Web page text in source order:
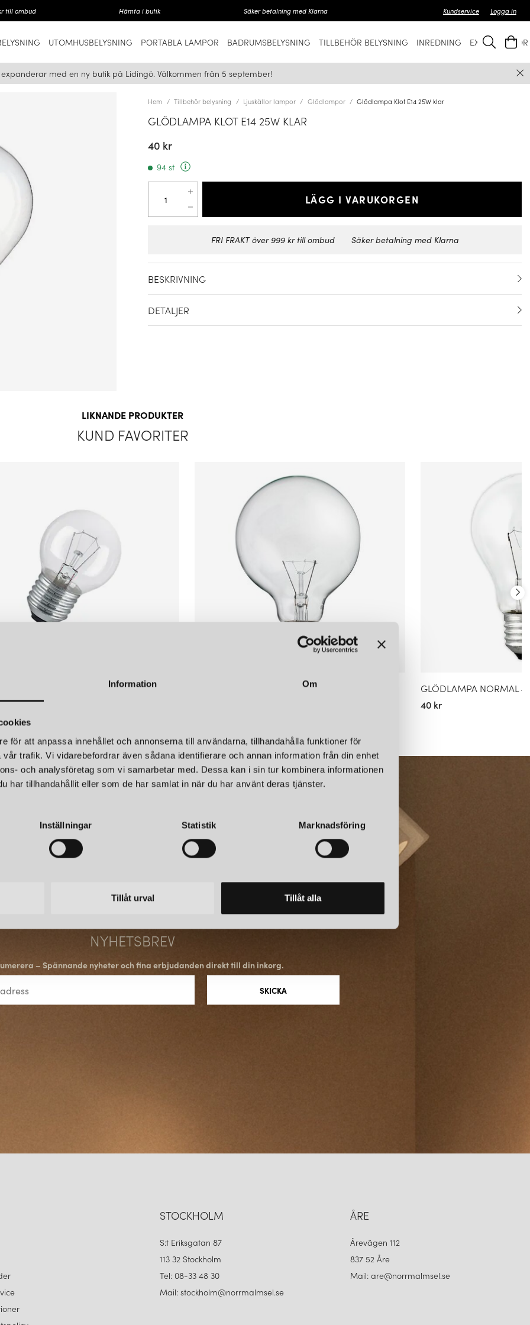
Information Om
för att anpassa innehållet och annonserna till användarna, tillhandahålla funktioner för
trafik. Vi vidarebefordrar även sådana identifierare och annan information från din enhet
och analysföretag som vi samarbetar med. Dessa kan i sin tur kombinera informationen
har tillhandahållit eller som de har samlat in när du har använt deras tjänster.
Inställningar Statistik Marknadsföring
Tillåt urval Tillåt alla
till ombud Hämta i butik Säker betalning med Klarna Kundservice Logga in
UTOMHUSBELYSNING PORTABLA LAMPOR BADRUMSBELYSNING TILLBEHÖR BELYSNING INREDNING EXKLUSIVT
expanderar med en ny butik på Lidingö. Välkommen från 5 september!
Hem Tillbehör belysning Ljuskällor lampor Glödlampor Glödlampa Klot E14 25W klar
GLÖDLAMPA KLOT E14 25W KLAR
40 kr
94 st
LÄGG I VARUKORGEN
FRI FRAKT över 999 kr till ombud Säker betalning med Klarna
BESKRIVNING
och är dimbar
DETALJER
LIKNANDE PRODUKTER
KUND FAVORITER
KLOT E27 40W KLAR
GLÖDLAMPA GLOB 95MM 60W E27
GLÖDLAMPA NORMAL
40 kr
NYHETSBREV
– Spännande nyheter och fina erbjudanden direkt till din inkorg.
STOCKHOLM
S:t Eriksgatan 87
113 32 Stockholm
Tel: 08-33 48 30
Mail: stockholm@norrmalmsel.se
ÅRE
Årevägen 112
837 52 Åre
Mail: are@norrmalmsel.se